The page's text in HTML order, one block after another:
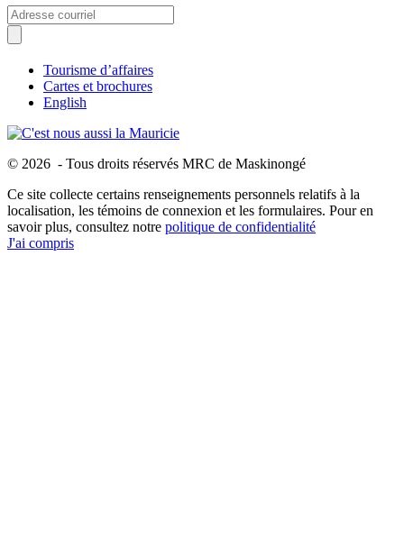
Tourisme d’affaires
Cartes et brochures
English
© 2026 - Tous droits réservés MRC de Maskinongé
Ce site collecte certains renseignements personnels relatifs à la
localisation, les témoins de connexion et les formulaires. Pour en
savoir plus, consultez notre politique de confidentialité
J'ai compris